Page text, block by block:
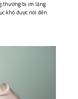
thường bị im lặng
khó được nói đến